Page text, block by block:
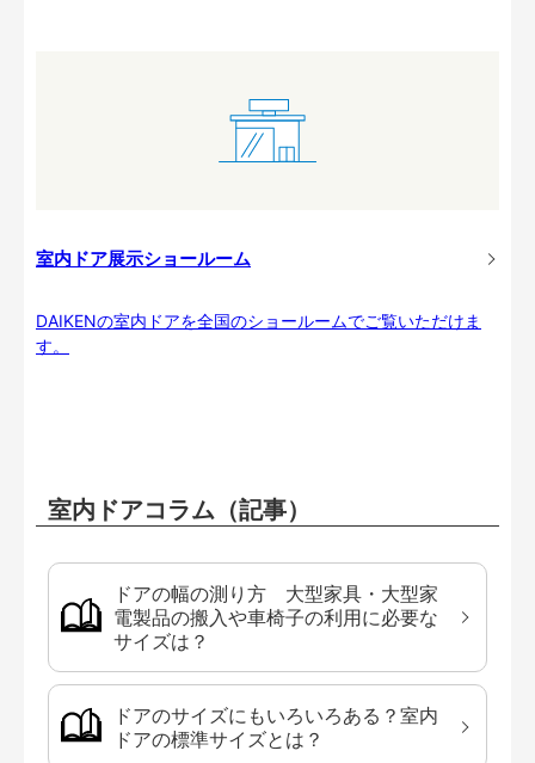
室内ドア展示ショールーム
DAIKENの室内ドアを全国のショールームでご覧いただけま
す。
室内ドアコラム（記事）
ドアの幅の測り方 大型家具・大型家
電製品の搬入や車椅子の利用に必要な
サイズは？
ドアのサイズにもいろいろある？室内
ドアの標準サイズとは？